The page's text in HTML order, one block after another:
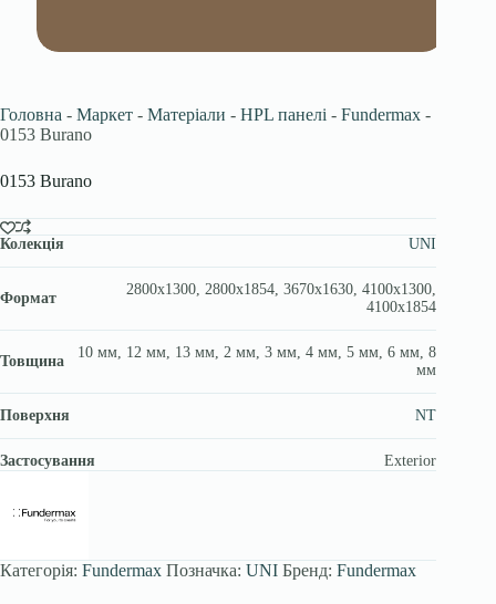
Головна - Маркет - Матеріали - HPL панелі - Fundermax -
0153 Burano
0153 Burano
Колекція UNI
Формат
2800х1300, 2800х1854, 3670x1630, 4100х1300,
4100х1854
Товщина
10 мм, 12 мм, 13 мм, 2 мм, 3 мм, 4 мм, 5 мм, 6 мм, 8
мм
Поверхня NT
Застосування Exterior
Категорія: Fundermax Позначка: UNI Бренд: Fundermax